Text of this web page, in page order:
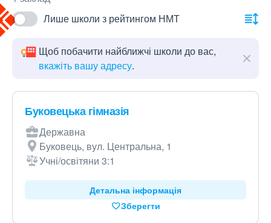
Лише школи з рейтингом НМТ
Щоб побачити найближчі школи до вас,
вкажіть вашу адресу.
Буковецька гімназія
Державна
Буковець, вул. Центральна, 1
Учні/освітяни 3:1
Детальна інформація
Зберегти